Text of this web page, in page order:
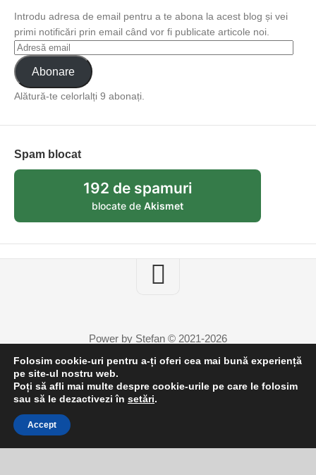
Introdu adresa de email pentru a te abona la acest blog și vei
primi notificări prin email când vor fi publicate articole noi.
Abonare
Alătură-te celorlalți 9 abonați.
Spam blocat
192 de spamuri
blocate de Akismet
Power by Stefan © 2021-2026
Folosim cookie-uri pentru a-ți oferi cea mai bună experiență
pe site-ul nostru web.
Poți să afli mai multe despre cookie-urile pe care le folosim
sau să le dezactivezi în setări.
Accept